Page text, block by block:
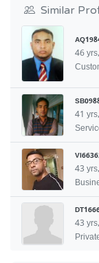
Similar
46
41
43
43